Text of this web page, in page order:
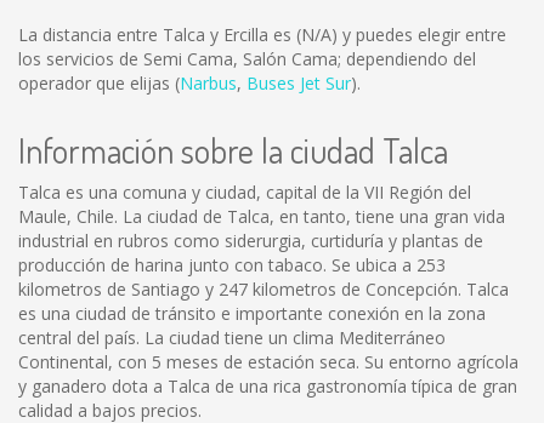
La distancia entre Talca y Ercilla es (N/A) y puedes elegir entre
los servicios de Semi Cama, Salón Cama; dependiendo del
operador que elijas (Narbus, Buses Jet Sur).
Información sobre la ciudad Talca
Talca es una comuna y ciudad, capital de la VII Región del
Maule, Chile. La ciudad de Talca, en tanto, tiene una gran vida
industrial en rubros como siderurgia, curtiduría y plantas de
producción de harina junto con tabaco. Se ubica a 253
kilometros de Santiago y 247 kilometros de Concepción. Talca
es una ciudad de tránsito e importante conexión en la zona
central del país. La ciudad tiene un clima Mediterráneo
Continental, con 5 meses de estación seca. Su entorno agrícola
y ganadero dota a Talca de una rica gastronomía típica de gran
calidad a bajos precios.